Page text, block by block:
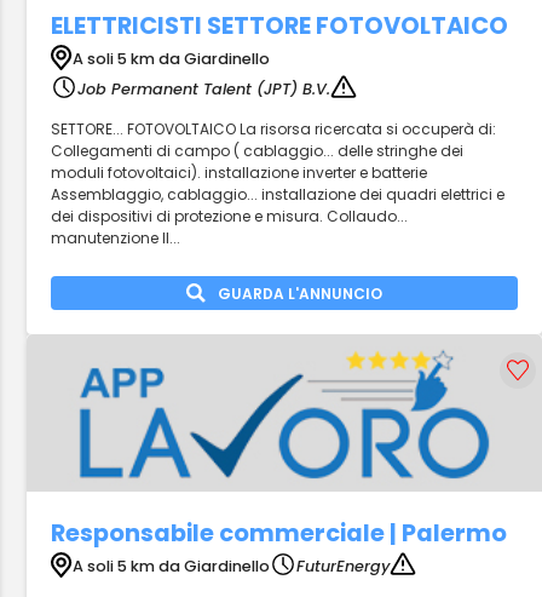
ELETTRICISTI SETTORE FOTOVOLTAICO
A soli 5 km da Giardinello
Job Permanent Talent (JPT) B.V.
SETTORE... FOTOVOLTAICO La risorsa ricercata si occuperà di:
Collegamenti di campo ( cablaggio... delle stringhe dei
moduli fotovoltaici). installazione inverter e batterie
Assemblaggio, cablaggio... installazione dei quadri elettrici e
dei dispositivi di protezione e misura. Collaudo...
manutenzione Il...
GUARDA L'ANNUNCIO
Responsabile commerciale | Palermo
A soli 5 km da Giardinello
FuturEnergy